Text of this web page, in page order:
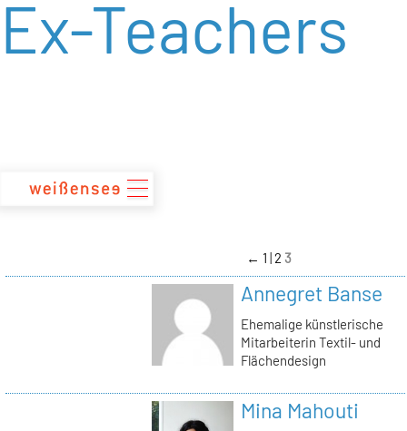
zum
Inhalt
Ex-Teachers
← 1 23
Annegret Banse
Ehemalige künstlerische
Mitarbeiterin Textil- und
Flächendesign
Mina Mahouti